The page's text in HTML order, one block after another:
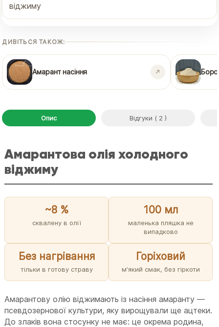
віджиму
ДИВІТЬСЯ ТАКОЖ:
Амарант насіння
Опис Відгуки ( 2 )
Амарантова олія холодного
віджиму
~8 %
сквалену в олії
100 мл
маленька пляшка не
випадково
Без нагрівання
тільки в готову страву
Горіховий
мʼякий смак, без гіркоти
Амарантову олію віджимають із насіння амаранту —
псевдозернової культури, яку вирощували ще ацтеки.
До злаків вона стосунку не має: це окрема родина,